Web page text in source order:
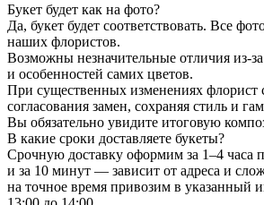
Букет будет как на фото?
Да, букет будет соответствовать. Все
наших флористов.
Возможны незначительные отличия из-
и особенностей самих цветов.
При существенных изменениях флорист
согласования замен, сохраняя стиль и
Вы обязательно увидите итоговую
В какие сроки доставляете букеты?
Срочную доставку оформим за 1–4 часа
и за 10 минут — зависит от адреса и
на точное время привозим в указанный